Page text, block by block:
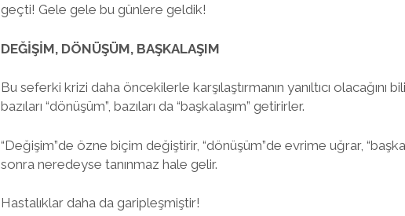
geçti! Gele gele bu günlere geldik!
DEĞİŞİM, DÖNÜŞÜM, BAŞKALAŞIM
Bu seferki krizi daha öncekilerle karşılaştırmanın yanıltıcı olacağını
bazıları “dönüşüm”, bazıları da “başkalaşım” getirirler.
“Değişim”de özne biçim değiştirir, “dönüşüm”de evrime uğrar,
sonra neredeyse tanınmaz hale gelir.
Hastalıklar daha da garipleşmiştir!